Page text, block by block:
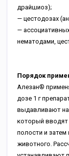
драйшиоз);
— цестодозах
—
нематодами,
Порядок
Алезан®
дозе 1 г
выдавливают на
который вводят
полости и
животного.